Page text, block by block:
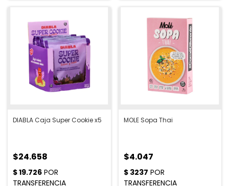
DIABLA Caja Super Cookie x5
$24.658
MOLE Sopa Thai
$4.047